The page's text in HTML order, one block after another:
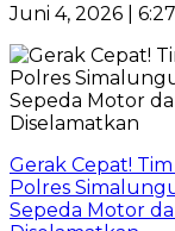
Juni 4, 2026 |
Gerak Cepat!
Polres
Sepeda Motor